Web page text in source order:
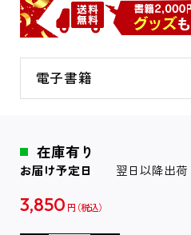
電子書籍
在庫有り
お届け予定日 翌日以降出荷
3,850 円